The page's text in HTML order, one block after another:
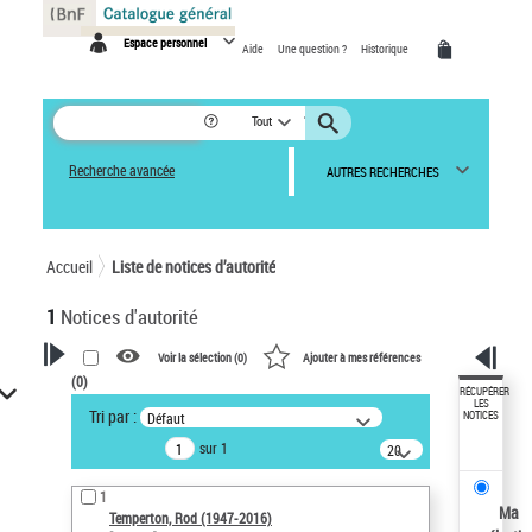
Espace personnel Aide Une question ? Historique
Tout
Recherche avancée AUTRES RECHERCHES
Accueil Liste de notices d’autorité
1 Notices d'autorité
VOTRE RECHERCHE
Recherche avancée dans les
notices d’autorité
Œuvres liées à l'auteur :
Temperton, Rod (1947-2016)
Voir la sélection (0) Ajouter à mes références
(0)
Tri par : Défaut
sur 1
20
résultats/page
1
Temperton, Rod (1947-2016)
RÉCUPÉRER
LES
NOTICES
Ma
Panneau de gestion des cookies